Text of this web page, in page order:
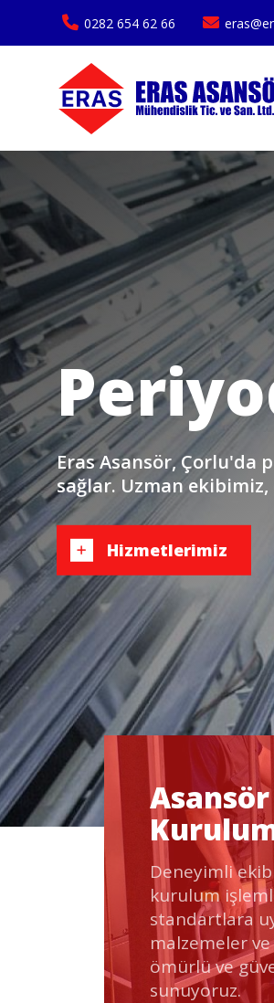
0282 654 62 66
Eras Asansör, Çorlu'da
sağlar. Uzman
Hizmetlerimiz
Deneyimli
kurulum
standartlara
malzemeler
ömürlü ve
sunuyoruz.